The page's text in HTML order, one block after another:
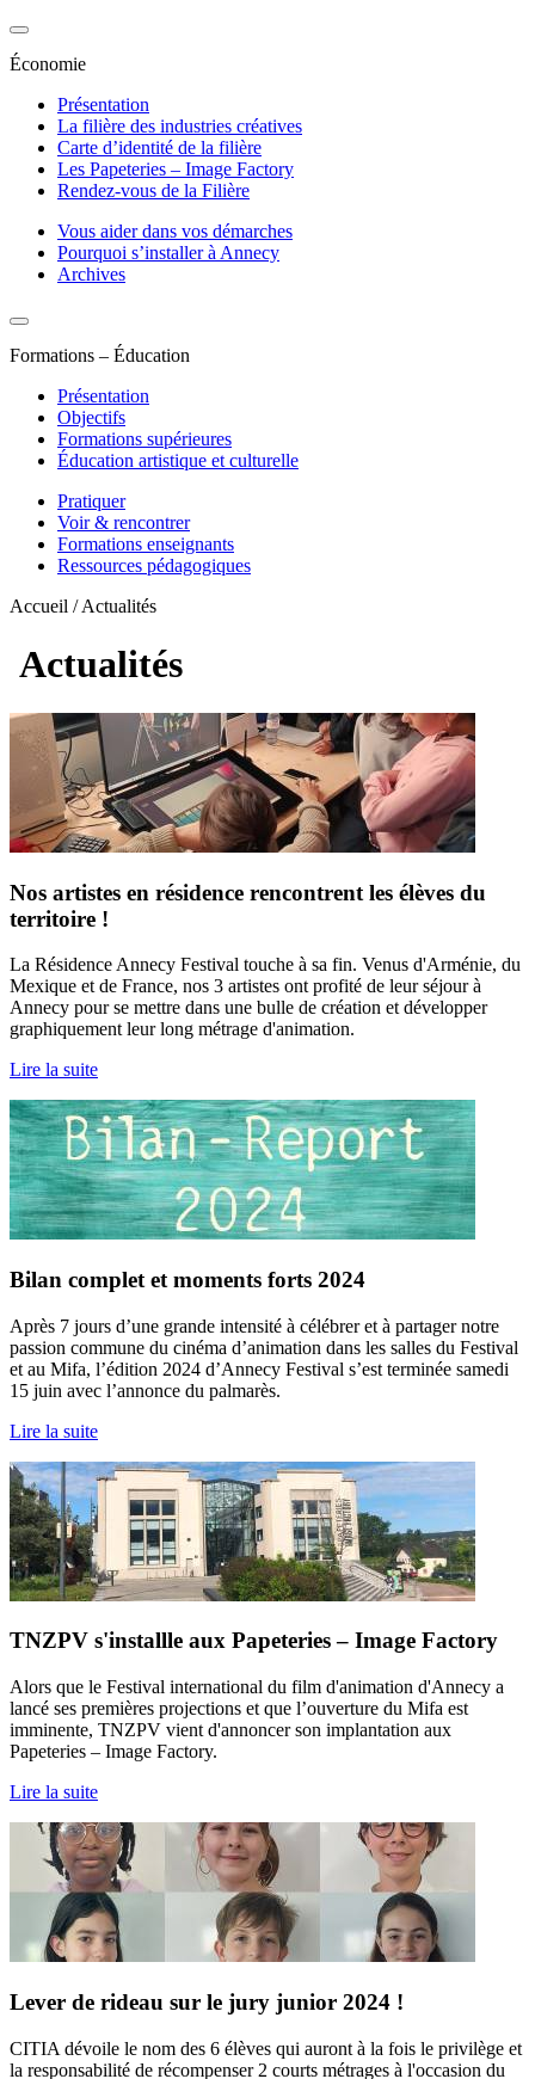
Économie
Présentation
La filière des industries créatives
Carte d’identité de la filière
Les Papeteries – Image Factory
Rendez-vous de la Filière
Vous aider dans vos démarches
Pourquoi s’installer à Annecy
Archives
Formations – Éducation
Présentation
Objectifs
Formations supérieures
Éducation artistique et culturelle
Pratiquer
Voir & rencontrer
Formations enseignants
Ressources pédagogiques
Accueil / Actualités
Actualités
Nos artistes en résidence rencontrent les élèves du
territoire !
La Résidence Annecy Festival touche à sa fin. Venus d'Arménie, du
Mexique et de France, nos 3 artistes ont profité de leur séjour à
Annecy pour se mettre dans une bulle de création et développer
graphiquement leur long métrage d'animation.
Lire la suite
Bilan complet et moments forts 2024
Après 7 jours d’une grande intensité à célébrer et à partager notre
passion commune du cinéma d’animation dans les salles du Festival
et au Mifa, l’édition 2024 d’Annecy Festival s’est terminée samedi
15 juin avec l’annonce du palmarès.
Lire la suite
TNZPV s'installle aux Papeteries – Image Factory
Alors que le Festival international du film d'animation d'Annecy a
lancé ses premières projections et que l’ouverture du Mifa est
imminente, TNZPV vient d'annoncer son implantation aux
Papeteries – Image Factory.
Lire la suite
Lever de rideau sur le jury junior 2024 !
CITIA dévoile le nom des 6 élèves qui auront à la fois le privilège et
la responsabilité de récompenser 2 courts métrages à l'occasion du